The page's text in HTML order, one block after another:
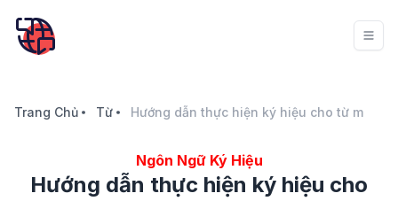
Trang Chủ Từ Hướng dẫn thực hiện ký hiệu cho từ m
Ngôn Ngữ Ký Hiệu
Hướng dẫn thực hiện ký hiệu cho